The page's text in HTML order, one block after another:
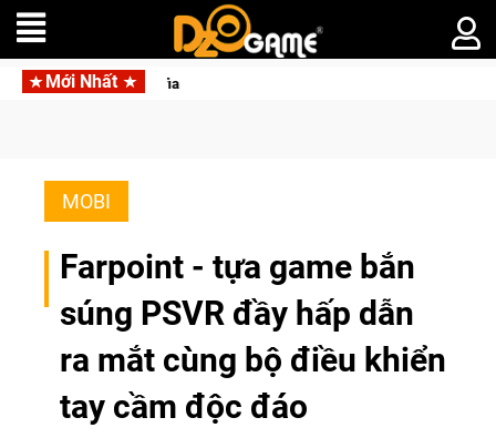
Mới Nhất
Cat Mafia
MOBI
Farpoint - tựa game bắn
súng PSVR đầy hấp dẫn
ra mắt cùng bộ điều khiển
tay cầm độc đáo